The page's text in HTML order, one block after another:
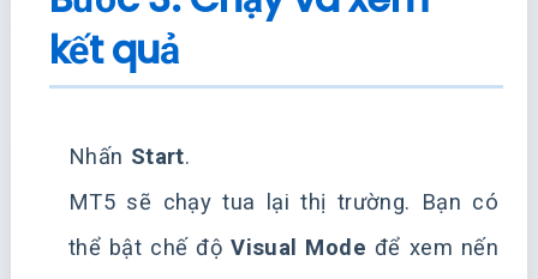
kết quả
Nhấn Start.
MT5 sẽ chạy tua lại thị trường. Bạn có
thể bật chế độVisual Mode để xem nến